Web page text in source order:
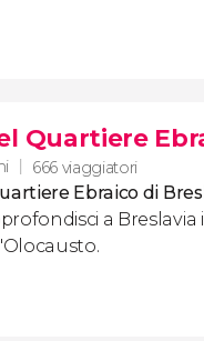
Quartiere
666 viaggiatori
Ebraico di
a Breslavia